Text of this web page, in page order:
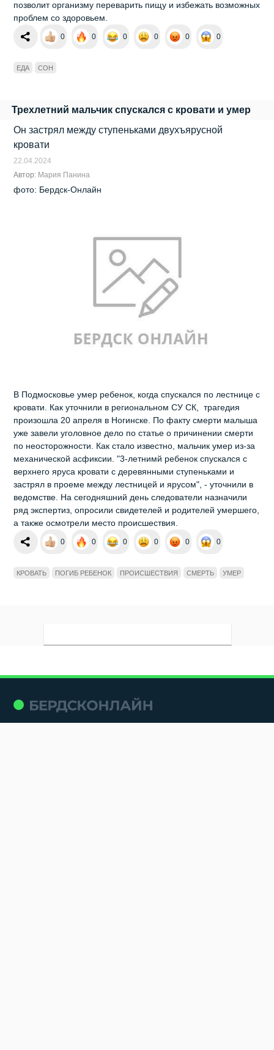
позволит организму переварить пищу и избежать возможных
проблем со здоровьем.
0 0 0 0 0 0
ЕДА СОН
Трехлетний мальчик спускался с кровати и умер
Он застрял между ступеньками двухъярусной
кровати
22.04.2024
Автор: Мария Панина
фото: Бердск-Онлайн
В Подмосковье умер ребенок, когда спускался по лестнице с
кровати. Как уточнили в региональном СУ СК, трагедия
произошла 20 апреля в Ногинске. По факту смерти малыша
уже завели уголовное дело по статье о причинении смерти
по неосторожности. Как стало известно, мальчик умер из-за
механической асфиксии. "3-летнимй ребенок спускался с
верхнего яруса кровати с деревянными ступеньками и
застрял в проеме между лестницей и ярусом", - уточнили в
ведомстве. На сегодняшний день следователи назначили
ряд экспертиз, опросили свидетелей и родителей умершего,
а также осмотрели место происшествия.
0 0 0 0 0 0
КРОВАТЬ ПОГИБ РЕБЕНОК ПРОИСШЕСТВИЯ СМЕРТЬ УМЕР